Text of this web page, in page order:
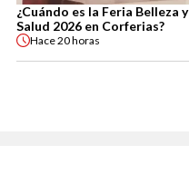
¿Cuándo es la Feria Belleza y
Salud 2026 en Corferias?
Hace20 horas